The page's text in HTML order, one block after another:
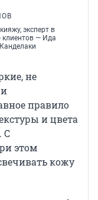
эксперт в
клиентов — Ида
не
правило
и цвета
С
этом
кожу